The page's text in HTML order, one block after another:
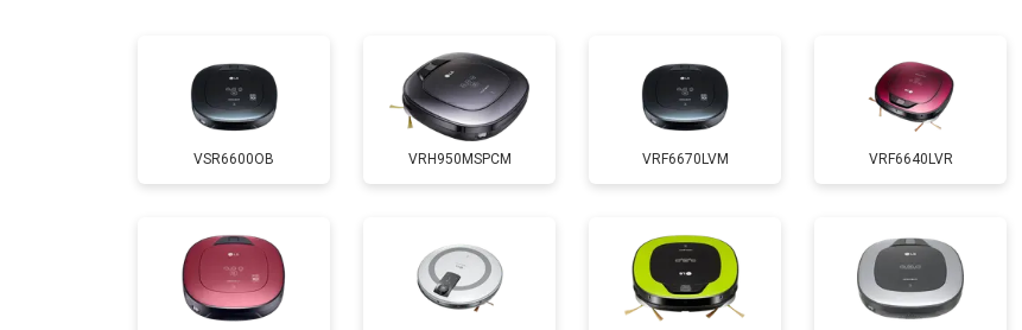
VSR6600OB VRH950MSPCM VRF6670LVM VRF6640LVR